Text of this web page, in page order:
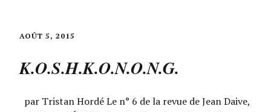
AOÛT 5, 2015
K.O.S.H.K.O.N.O.N.G.
par Tristan Hordé Le n° 6 de la revue de Jean Daive,